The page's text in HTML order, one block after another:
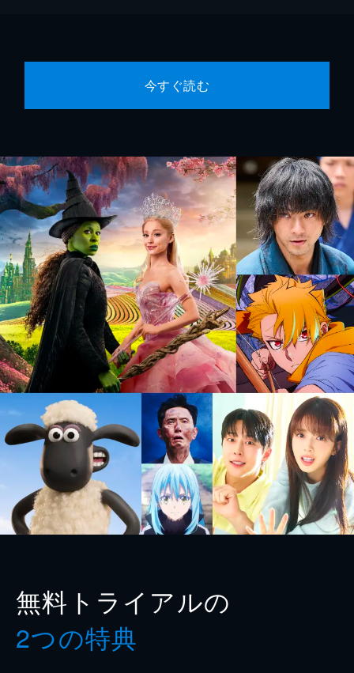
今すぐ読む
無料トライアルの
2つの特典